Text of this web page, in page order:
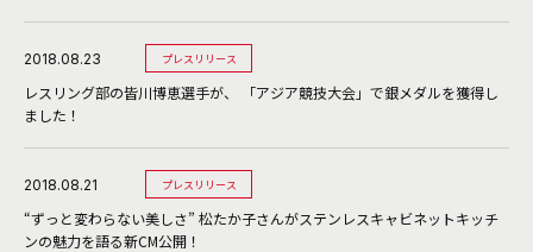
2018.08.23 プレスリリース
レスリング部の皆川博恵選手が、 「アジア競技大会」で銀メダルを獲得し
ました！
2018.08.21 プレスリリース
“ずっと変わらない美しさ” 松たか子さんがステンレスキャビネットキッチ
ンの魅力を語る新CM公開！